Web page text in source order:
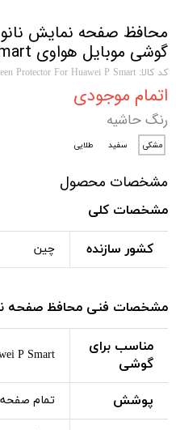
گوشی موبایل هواوی P Smart
کد کالا: Nano 5D Flexible Screen Protector For Huawei P Smart
اتمام موجودی
رنگ حاشیه
مشکی سفید طلایی
مشخصات محصول
مشخصات کلی
کشور سازنده چین
مشخصات فنی محافظ صفحه
مناسب برای
گوشی
P Smart
پوشش تمام صفحه